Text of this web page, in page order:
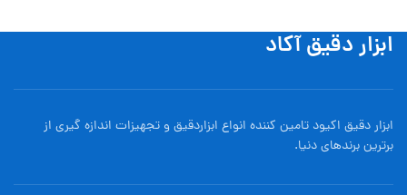
ابزار دقیق آکاد
ابزار دقیق اکیود تامین کننده انواع ابزاردقيق و تجهيزات اندازه گیری از
برترین برندهای دنیا.